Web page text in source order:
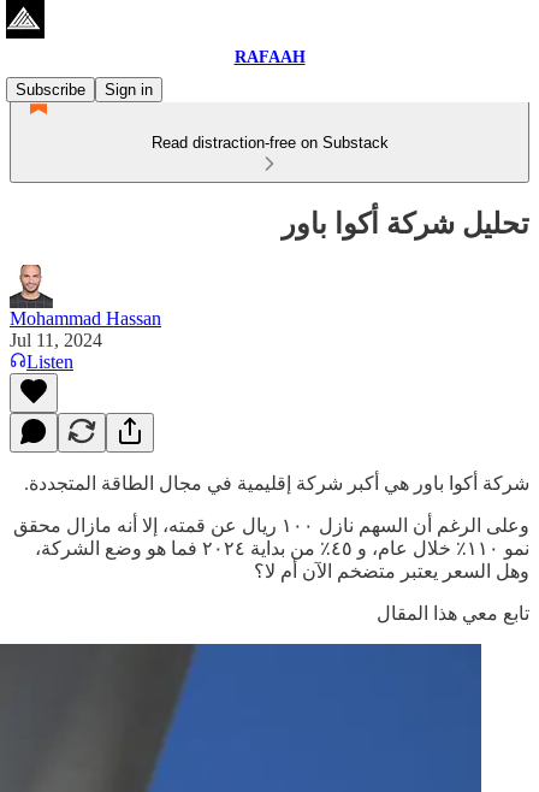
RAFAAH
Subscribe
Sign in
Read distraction-free on Substack
تحليل شركة أكوا باور
Mohammad Hassan
Jul 11, 2024
Listen
شركة أكوا باور هي أكبر شركة إقليمية في مجال الطاقة المتجددة.
وعلى الرغم أن السهم نازل ١٠٠ ريال عن قمته، إلا أنه مازال محقق
نمو ١١٠٪ خلال عام، و ٤٥٪ من بداية ٢٠٢٤ فما هو وضع الشركة،
وهل السعر يعتبر متضخم الآن أم لا؟
تابع معي هذا المقال